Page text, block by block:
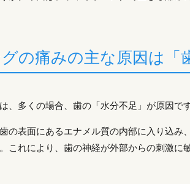
の痛みの主な原因は「
多くの場合、歯の「水分不足」が原因です
の表面にあるエナメル質の内部に入り込み
これにより、歯の神経が外部からの刺激に